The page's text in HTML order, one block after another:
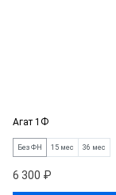
Агат 1Ф
Без ФН 15 мес 36 мес
6 300 ₽